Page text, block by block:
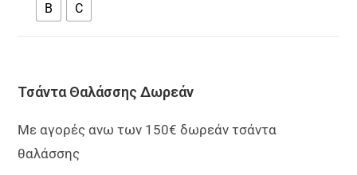
B C
Τσάντα Θαλάσσης Δωρεάν
Με αγορές ανω των 150€ δωρεάν τσάντα
θαλάσσης